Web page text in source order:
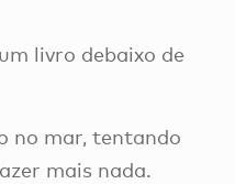
livro debaixo de
no mar, tentando
mais nada.